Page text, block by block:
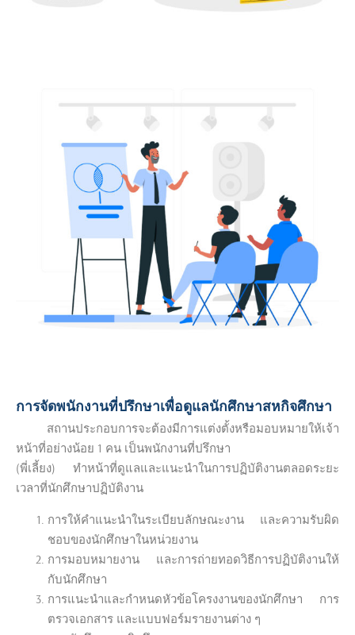
การจัดพนักงานที่ปรึกษาเพื่อดูแลนักศึกษาสหกิจศึกษา
สถานประกอบการจะต้องมีการแต่งตั้งหรือมอบหมายให้เจ้า
หน้าที่อย่างน้อย 1 คน เป็นพนักงานที่ปรึกษา
(พี่เลี้ยง) ทำหน้าที่ดูแลและแนะนำในการปฏิบัติงานตลอดระยะ
เวลาที่นักศึกษาปฏิบัติงาน
การให้คำแนะนำในระเบียบลักษณะงาน และความรับผิด
ชอบของนักศึกษาในหน่วยงาน
การมอบหมายงาน และการถ่ายทอดวิธีการปฏิบัติงานให้
กับนักศึกษา
การแนะนำและกำหนดหัวข้อโครงงานของนักศึกษา การ
ตรวจเอกสาร และแบบฟอร์มรายงานต่าง ๆ